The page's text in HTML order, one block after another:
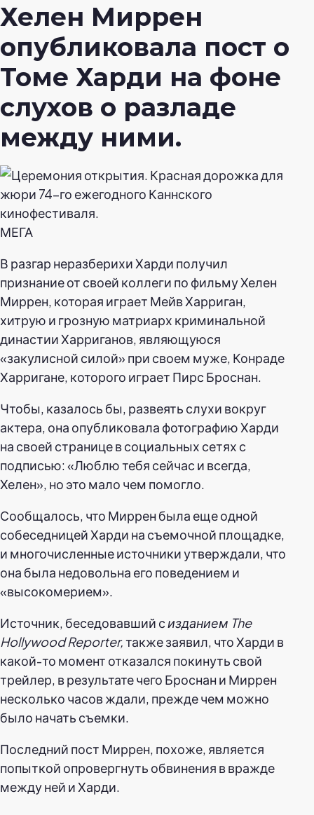
Хелен Миррен
опубликовала пост о
Томе Харди на фоне
слухов о разладе
между ними.
МЕГА
В разгар неразберихи Харди получил
признание от своей коллеги по фильму Хелен
Миррен, которая играет Мейв Харриган,
хитрую и грозную матриарх криминальной
династии Харриганов, являющуюся
«закулисной силой» при своем муже, Конраде
Харригане, которого играет Пирс Броснан.
Чтобы, казалось бы, развеять слухи вокруг
актера, она опубликовала фотографию Харди
на своей странице в социальных сетях с
подписью: «Люблю тебя сейчас и всегда,
Хелен», но это мало чем помогло.
Сообщалось, что Миррен была еще одной
собеседницей Харди на съемочной площадке,
и многочисленные источники утверждали, что
она была недовольна его поведением и
«высокомерием».
Источник, беседовавший с изданием The
Hollywood Reporter,также заявил, что Харди в
какой-то момент отказался покинуть свой
трейлер, в результате чего Броснан и Миррен
несколько часов ждали, прежде чем можно
было начать съемки.
Последний пост Миррен, похоже, является
попыткой опровергнуть обвинения в вражде
между ней и Харди.